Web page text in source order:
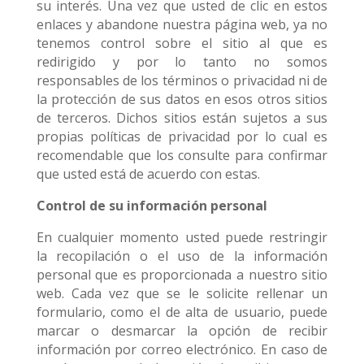
su interés. Una vez que usted de clic en estos
enlaces y abandone nuestra página web, ya no
tenemos control sobre el sitio al que es
redirigido y por lo tanto no somos
responsables de los términos o privacidad ni de
la protección de sus datos en esos otros sitios
de terceros. Dichos sitios están sujetos a sus
propias políticas de privacidad por lo cual es
recomendable que los consulte para confirmar
que usted está de acuerdo con estas.
Control de su información personal
En cualquier momento usted puede restringir
la recopilación o el uso de la información
personal que es proporcionada a nuestro sitio
web. Cada vez que se le solicite rellenar un
formulario, como el de alta de usuario, puede
marcar o desmarcar la opción de recibir
información por correo electrónico. En caso de